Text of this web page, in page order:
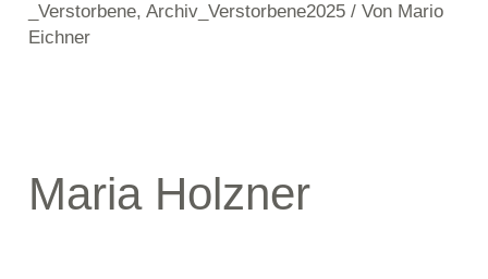
_Verstorbene,Archiv_Verstorbene2025 / Von Mario
Eichner
Maria Holzner